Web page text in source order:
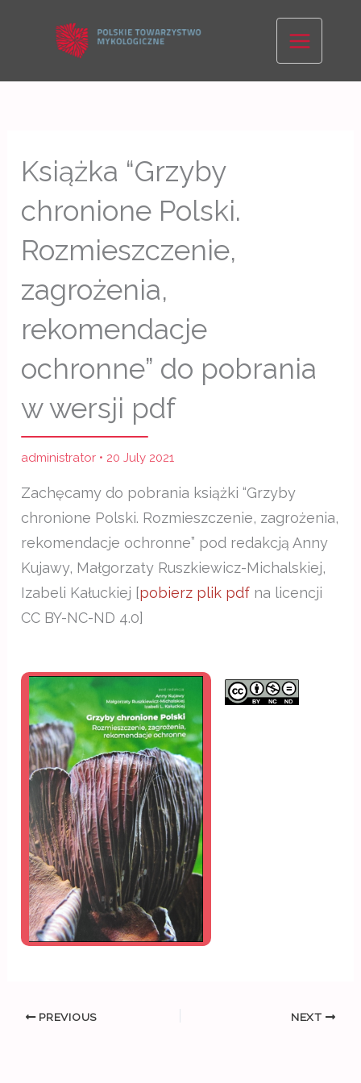
Książka “Grzyby
chronione Polski.
Rozmieszczenie,
zagrożenia,
rekomendacje
ochronne” do pobrania
w wersji pdf
administrator • 20 July 2021
Zachęcamy do pobrania książki “Grzyby
chronione Polski. Rozmieszczenie, zagrożenia,
rekomendacje ochronne” pod redakcją Anny
Kujawy, Małgorzaty Ruszkiewicz-Michalskiej,
Izabeli Kałuckiej [pobierz plik pdf na licencji
CC BY-NC-ND 4.0]
PREVIOUS NEXT